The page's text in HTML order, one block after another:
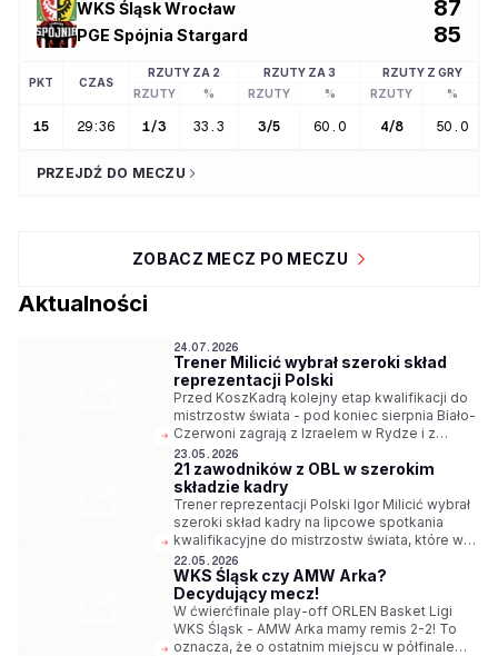
WKS Śląsk Wrocław 87
PGE Spójnia Stargard 85
PKT CZAS
RZUTY ZA 2 RZUTY ZA 3
RZUTY Z GRY
RZUTY
% RZUTY % RZUTY %
15 29:36 1/3 33.3 3/5 60.0 4/8 50.0
PRZEJDŹ DO MECZU
ZOBACZ MECZ PO MECZU
Aktualności
24.07.2026
Trener Milicić wybrał szeroki skład
reprezentacji Polski
Przed KoszKadrą kolejny etap kwalifikacji do
mistrzostw świata - pod koniec sierpnia Biało-
Czerwoni zagrają z Izraelem w Rydze i z
Niemcami w Ergo Arenie. Trener Igor Milicić
wybrał szeroki skład reprezentacji na te
spotkania.
23.05.2026
21 zawodników z OBL w szerokim
składzie kadry
Trener reprezentacji Polski Igor Milicić wybrał
szeroki skład kadry na lipcowe spotkania
kwalifikacyjne do mistrzostw świata, które w
2027 roku odbędą się w Katarze. Na liście
powołanych jest aż 21 zawodników z klubów
ORLEN Basket Ligi.
22.05.2026
WKS Śląsk czy AMW Arka?
Decydujący mecz!
W ćwierćfinale play-off ORLEN Basket Ligi
WKS Śląsk - AMW Arka mamy remis 2-2! To
oznacza, że o ostatnim miejscu w półfinale